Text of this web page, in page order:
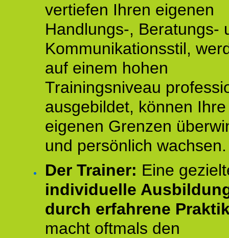
vertiefen Ihren eigenen
Handlungs-, Beratungs-
Kommunikationsstil,
auf einem hohen
Trainingsniveau
ausgebildet, können Ihre
eigenen Grenzen
und persönlich wachsen.
Der Trainer: Eine
individuelle
durch erfahrene
macht oftmals den